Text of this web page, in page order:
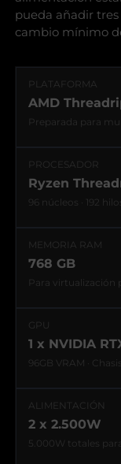
pueda añadir
cambio mínimo
PLATAFORMA
AMD
Preparada para
PROCESADOR
Ryzen
96 núcleos · 192
MEMORIA RAM
768 GB
Para virtualización
GPU
1 x NVIDIA
96GB VRAM ·
ALIMENTACIÓN
2 x 2.500W
5.000W totales